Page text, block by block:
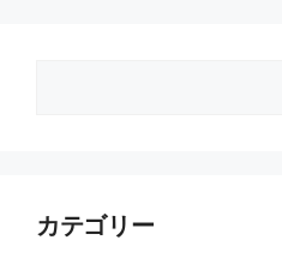
ェ
カテゴリー